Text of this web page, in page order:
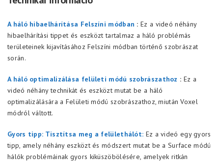
A háló hibaelhárítása Felszíni módban : Ez a videó néhány
hibaelhárítási tippet és eszközt tartalmaz a háló problémás
területeinek kijavításához Felszíni módban történő szobrászat
során.
A háló optimalizálása felületi módú szobrászathoz : Ez a
videó néhány technikát és eszközt mutat be a háló
optimalizálására a Felületi módú szobrászathoz, miután Voxel
módról váltott.
Gyors tipp: Tisztítsa meg a felülethálót: Ez a videó egy gyors
tipp, amely néhány eszközt és módszert mutat be a Surface módú
hálók problémáinak gyors kiküszöbölésére, amelyek ritkán